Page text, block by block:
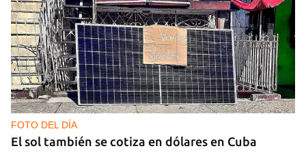
FOTO DEL DÍA
El sol también se cotiza en dólares en Cuba